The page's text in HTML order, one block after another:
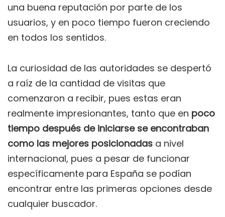
una buena reputación por parte de los
usuarios, y en poco tiempo fueron creciendo
en todos los sentidos.
La curiosidad de las autoridades se despertó
a raíz de la cantidad de visitas que
comenzaron a recibir, pues estas eran
realmente impresionantes, tanto que en poco
tiempo después de iniciarse se encontraban
como las mejores posicionadas a nivel
internacional, pues a pesar de funcionar
específicamente para España se podían
encontrar entre las primeras opciones desde
cualquier buscador.